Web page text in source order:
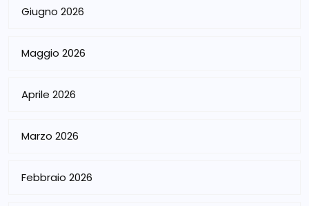
Giugno 2026
Maggio 2026
Aprile 2026
Marzo 2026
Febbraio 2026